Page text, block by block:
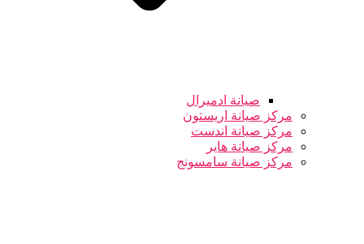
صيانة ادميرال
مركز صيانة اريستون
مركز صيانة اندست
مركز صيانة هاير
مركز صيانة سامسونج